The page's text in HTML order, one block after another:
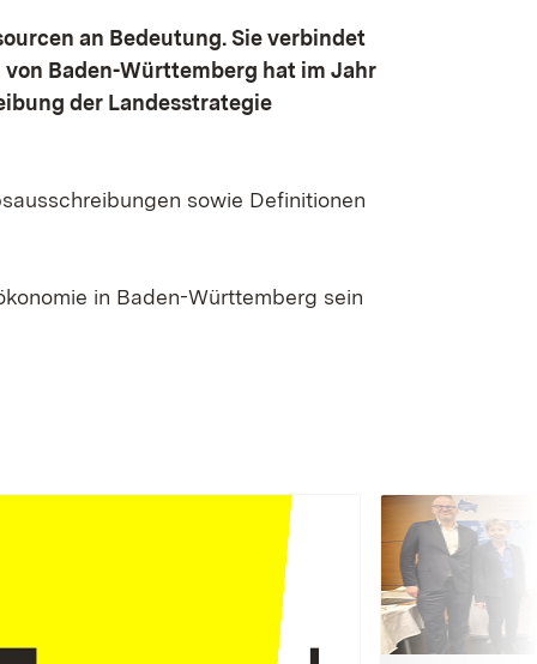
an Bedeutung. Sie verbindet
Baden-Württemberg hat im Jahr
der Landesstrategie
sowie Definitionen
in Baden-Württemberg sein